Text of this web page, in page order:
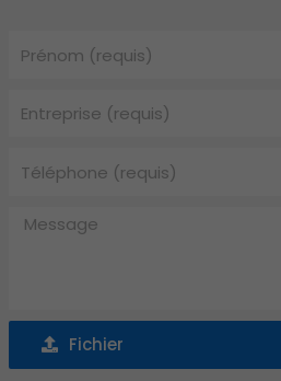
Message
Fichier
Fichier